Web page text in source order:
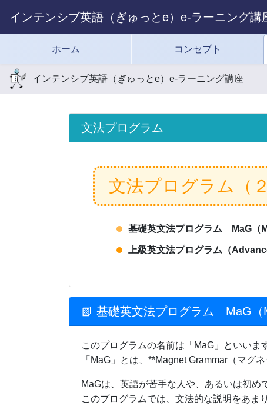
インテンシブ英語（ぎゅっとe）e-ラーニング講
ホーム コンセプト
インテンシブ英語（ぎゅっとe）e-ラーニング講座
文法プログラム
文法プログラム（
基礎英文法プログラム MaG（
上級英文法プログラム（
📗 基礎英文法プログラム MaG（
このプログラムの名前は「MaG」といいま
「MaG」とは、**Magnet Grammar（マグ
MaGは、英語が苦手な人や、あるいは初め
このプログラムでは、文法的な説明をあま